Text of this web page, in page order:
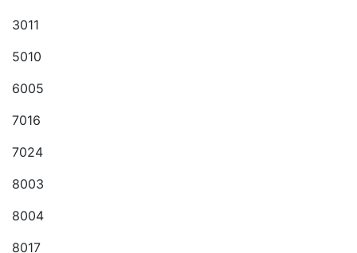
3011
5010
6005
7016
7024
8003
8004
8017